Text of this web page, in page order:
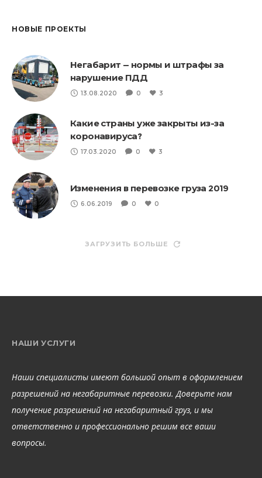
НОВЫЕ ПРОЕКТЫ
Негабарит — нормы и штрафы за
нарушение ПДД
13.08.2020 0 3
Какие страны уже закрыты из-за
коронавируса?
17.03.2020 0 3
Изменения в перевозке груза 2019
6.06.2019 0 0
ЗАГРУЗИТЬ БОЛЬШЕ
НАШИ УСЛУГИ
Наши специалисты имеют большой опыт в оформлением
разрешений на негабаритные перевозки. Доверьте нам
получение разрешений на негабаритный груз, и мы
ответственно и профессионально решим все ваши
вопросы.